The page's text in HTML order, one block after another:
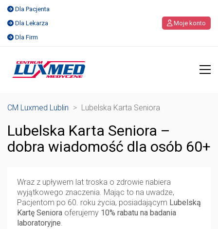
Dla Pacjenta
Dla Lekarza
Dla Firm
Moje konto
CM Luxmed Lublin > Lubelska Karta Seniora
Lubelska Karta Seniora –
dobra wiadomość dla osób 60+
Wraz z upływem lat troska o zdrowie nabiera
wyjątkowego znaczenia. Mając to na uwadze,
Pacjentom po 60. roku życia, posiadającym Lubelską
Kartę Seniora oferujemy 10% rabatu na badania
laboratoryjne.